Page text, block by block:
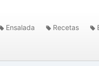
Ensalada Recetas